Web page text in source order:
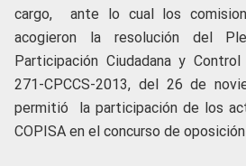
cargo, ante lo cual los
acogieron la resolución del
Participación Ciudadana y
271-CPCCS-2013, del 26 de
permitió la participación de los
COPISA en el concurso de